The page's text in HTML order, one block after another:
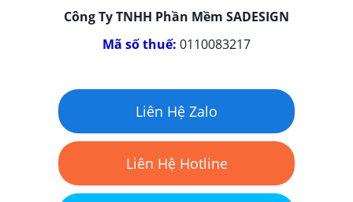
Công Ty TNHH Phần Mềm SADESIGN
Mã số thuế: 0110083217
Liên Hệ Zalo
Liên Hệ Hotline